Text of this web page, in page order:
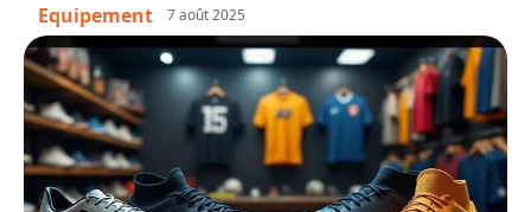
Equipement 7 août 2025